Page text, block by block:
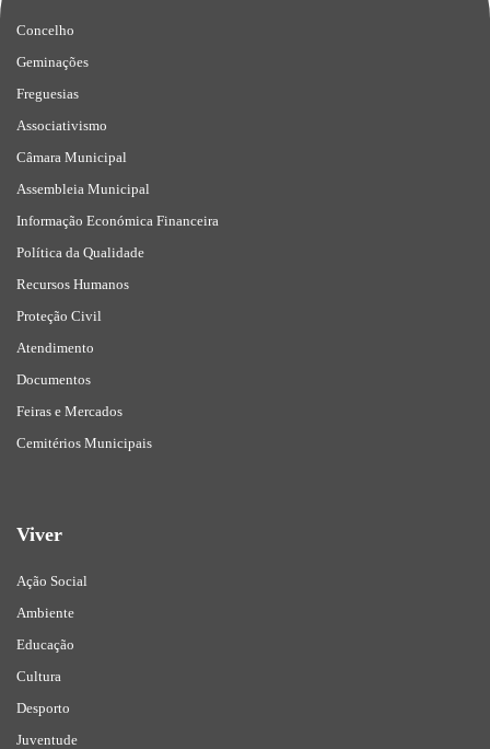
Concelho
Geminações
Freguesias
Associativismo
Câmara Municipal
Assembleia Municipal
Informação Económica Financeira
Política da Qualidade
Recursos Humanos
Proteção Civil
Atendimento
Documentos
Feiras e Mercados
Cemitérios Municipais
Viver
Ação Social
Ambiente
Educação
Cultura
Desporto
Juventude